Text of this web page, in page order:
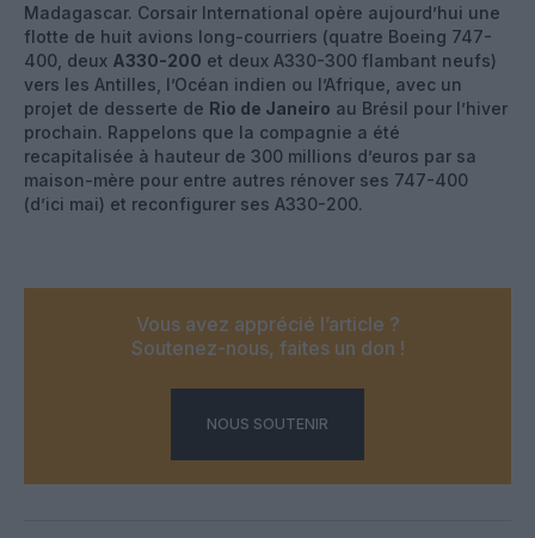
Madagascar. Corsair International opère aujourd’hui une
flotte de huit avions long-courriers (quatre Boeing 747-
400, deux A330-200 et deux A330-300 flambant neufs)
vers les Antilles, l’Océan indien ou l’Afrique, avec un
projet de desserte de Rio de Janeiro au Brésil pour l’hiver
prochain. Rappelons que la compagnie a été
recapitalisée à hauteur de 300 millions d’euros par sa
maison-mère pour entre autres rénover ses 747-400
(d’ici mai) et reconfigurer ses A330-200.
Vous avez apprécié l’article ?
Soutenez-nous, faites un don !
NOUS SOUTENIR